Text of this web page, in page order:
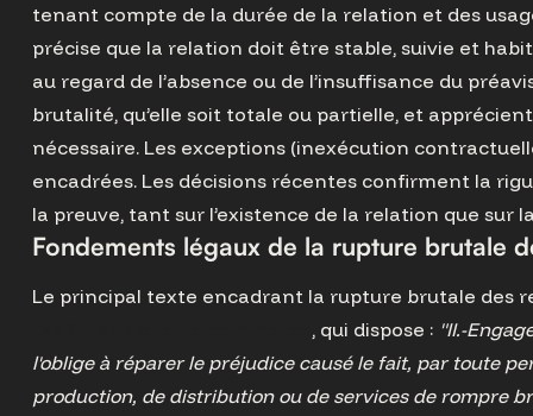
tenant compte de la durée de la relation et des
précise que la relation doit être stable, suivie et
au regard de l’absence ou de l’insuffisance du
brutalité, qu’elle soit totale ou partielle, et
nécessaire. Les exceptions (inexécution
encadrées. Les décisions récentes confirment la
la preuve, tant sur l’existence de la relation que sur
Fondements légaux de la rupture brutale
Le principal texte encadrant la rupture brutale des
, qui dispose : "II.-
l'oblige à réparer le préjudice causé le fait, par toute
production, de distribution ou de services de rompre